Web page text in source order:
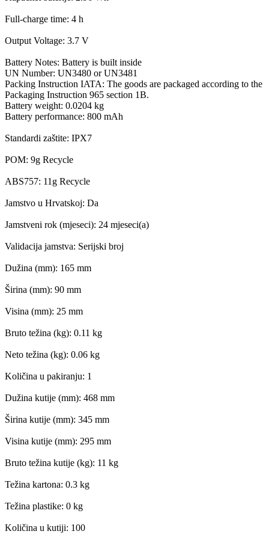
Full-charge time: 4 h
Output Voltage: 3.7 V
Battery Notes: Battery is built inside
UN Number: UN3480 or UN3481
Packing Instruction IATA: The goods are packaged according to the
Packaging Instruction 965 section 1B.
Battery weight: 0.0204 kg
Battery performance: 800 mAh
Standardi zaštite: IPX7
POM: 9g Recycle
ABS757: 11g Recycle
Jamstvo u Hrvatskoj: Da
Jamstveni rok (mjeseci): 24 mjeseci(a)
Validacija jamstva: Serijski broj
Dužina (mm): 165 mm
Širina (mm): 90 mm
Visina (mm): 25 mm
Bruto težina (kg): 0.11 kg
Neto težina (kg): 0.06 kg
Količina u pakiranju: 1
Dužina kutije (mm): 468 mm
Širina kutije (mm): 345 mm
Visina kutije (mm): 295 mm
Bruto težina kutije (kg): 11 kg
Težina kartona: 0.3 kg
Težina plastike: 0 kg
Količina u kutiji: 100